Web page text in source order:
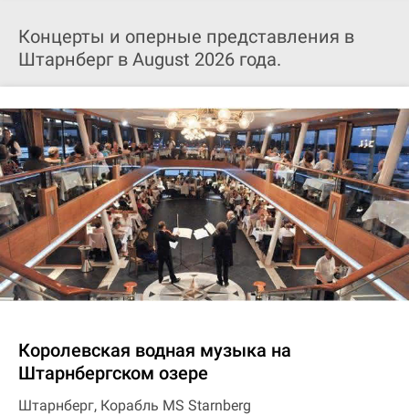
Концерты и оперные представления в
Штарнберг в August 2026 года.
Королевская водная музыка на
Штарнбергском озере
Штарнберг, Корабль MS Starnberg